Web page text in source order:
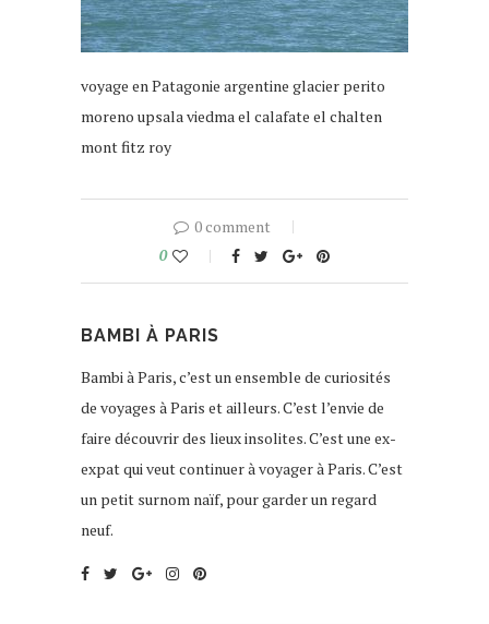
voyage en Patagonie argentine glacier perito
moreno upsala viedma el calafate el chalten
mont fitz roy
0 comment
0
BAMBI À PARIS
Bambi à Paris, c’est un ensemble de curiosités
de voyages à Paris et ailleurs. C’est l’envie de
faire découvrir des lieux insolites. C’est une ex-
expat qui veut continuer à voyager à Paris. C’est
un petit surnom naïf, pour garder un regard
neuf.